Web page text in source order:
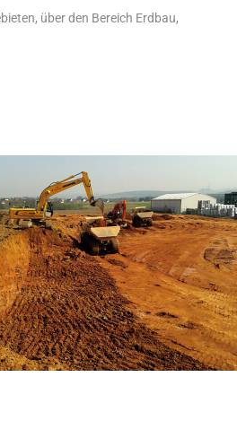
über den Bereich Erdbau,